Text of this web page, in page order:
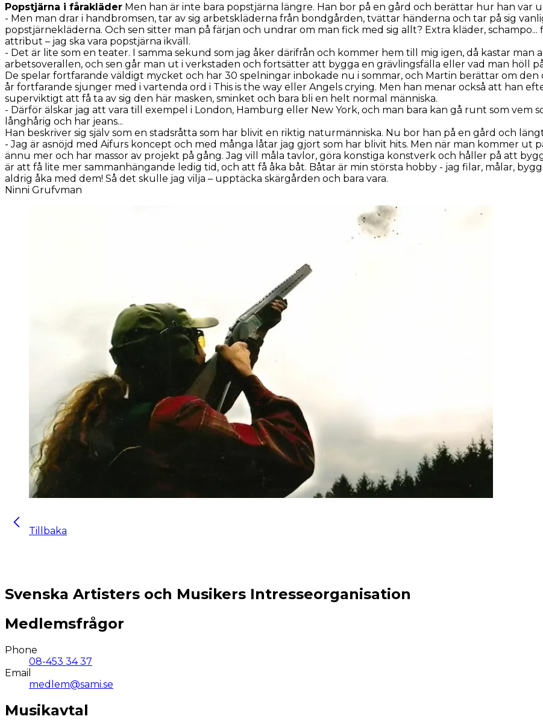
Popstjärna i fårakläder Men han är inte bara popstjärna längre. Han bor på en gård och berättar hur han var
- Men man drar i handbromsen, tar av sig arbetskläderna från bondgården, tvättar händerna och tar på sig
popstjärnekläderna. Och sen sitter man på färjan och undrar om man fick med sig allt? Extra kläder,
attribut – jag ska vara popstjärna ikväll.
- Det är lite som en teater. I samma sekund som jag åker därifrån och kommer hem till mig igen, då kastar man
arbetsoverallen, och sen går man ut i verkstaden och fortsätter att bygga en grävlingsfälla eller vad man höll
De spelar fortfarande väldigt mycket och har 30 spelningar inbokade nu i sommar, och Martin berättar om
år fortfarande sjunger med i vartenda ord i This is the way eller Angels crying. Men han menar också att han
superviktigt att få ta av sig den här masken, sminket och bara bli en helt normal människa.
- Därför älskar jag att vara till exempel i London, Hamburg eller New York, och man bara kan gå runt som vem
långhårig och har jeans...
Han beskriver sig själv som en stadsråtta som har blivit en riktig naturmänniska. Nu bor han på en gård och
- Jag är asnöjd med Aifurs koncept och med många låtar jag gjort som har blivit hits. Men när man kommer ut
ännu mer och har massor av projekt på gång. Jag vill måla tavlor, göra konstiga konstverk och håller på att
är att få lite mer sammanhängande ledig tid, och att få åka båt. Båtar är min största hobby - jag filar, målar,
aldrig åka med dem! Så det skulle jag vilja – upptäcka skärgården och bara vara.
Ninni Grufvman
Tillbaka
Svenska Artisters och Musikers Intresseorganisation
Medlemsfrågor
Phone
08-453 34 37
Email
medlem@sami.se
Musikavtal